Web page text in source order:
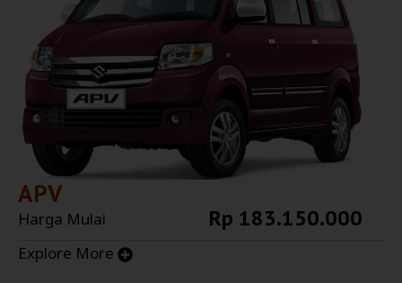
APV
Harga Mulai Rp 183.150.000
Explore More